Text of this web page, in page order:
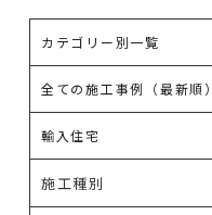
カテゴリー別一覧
全ての施工事例（最新順）
輸入住宅
施工種別